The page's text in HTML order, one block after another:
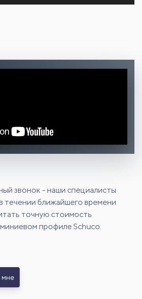
звонок - наши специалисты
течении ближайшего времени
точную стоимость
профиле Schuco.
мне